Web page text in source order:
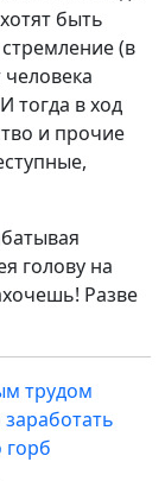
быть
(в
тогда в ход
и прочие
голову на
Разве
трудом
горб